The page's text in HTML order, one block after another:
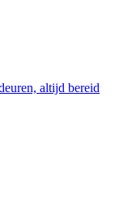
altijd bereid